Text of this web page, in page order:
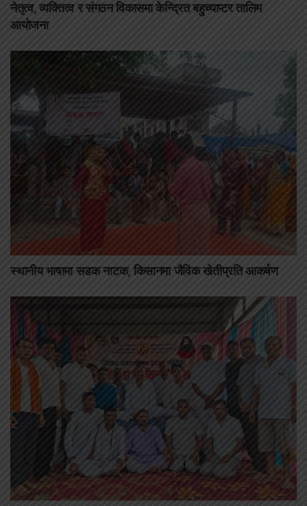
नेतृत्व, व्यक्तित्व र संगठन विकासमा केन्द्रित बहुच्याप्टर तालिम
आयोजना
स्थानीय भाषामा सडक नाटक, किसानमा जैविक खेतीप्रति आकर्षण